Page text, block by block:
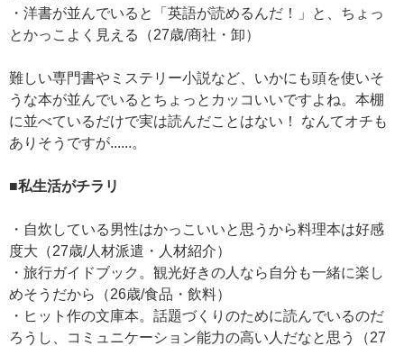
・洋書が並んでいると「英語が読めるんだ！」と、ちょっ
とかっこよく見える（27歳/商社・卸）
難しい専門書やミステリー小説など、いかにも頭を使いそ
うな本が並んでいるとちょっとカッコいいですよね。本棚
に並べているだけで実は読んだことはない！ なんてオチも
ありそうですが......。
■私生活がチラリ
・自炊している男性はかっこいいと思うから料理本は好感
度大（27歳/人材派遣・人材紹介）
・旅行ガイドブック。観光好きの人なら自分も一緒に楽し
めそうだから（26歳/食品・飲料）
・ヒット作の文庫本。話題づくりのために読んでいるのだ
ろうし、コミュニケーション能力の高い人だなと思う（27